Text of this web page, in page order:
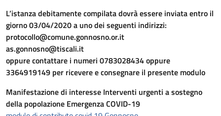
L’istanza debitamente compilata dovrà essere inviata entro il
giorno 03/04/2020 a uno dei seguenti indirizzi:
protocollo@comune.gonnosno.or.it
as.gonnosno@tiscali.it
oppure contattare i numeri 0783028434 oppure
3364919149 per ricevere e consegnare il presente modulo
Manifestazione di interesse Interventi urgenti a sostegno
della popolazione Emergenza COVID-19